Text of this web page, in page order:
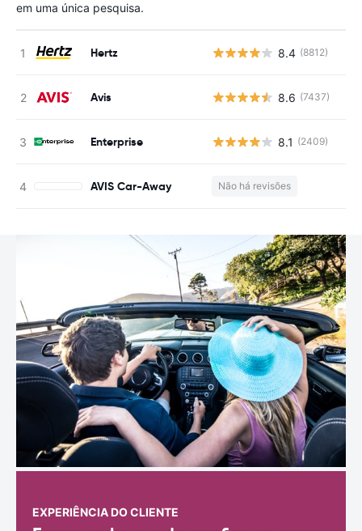
em uma única pesquisa.
Hertz 8.4 (8812)
Avis 8.6 (7437)
Enterprise 8.1 (2409)
AVIS Car-Away Não há revisões
EXPERIÊNCIA DO CLIENTE